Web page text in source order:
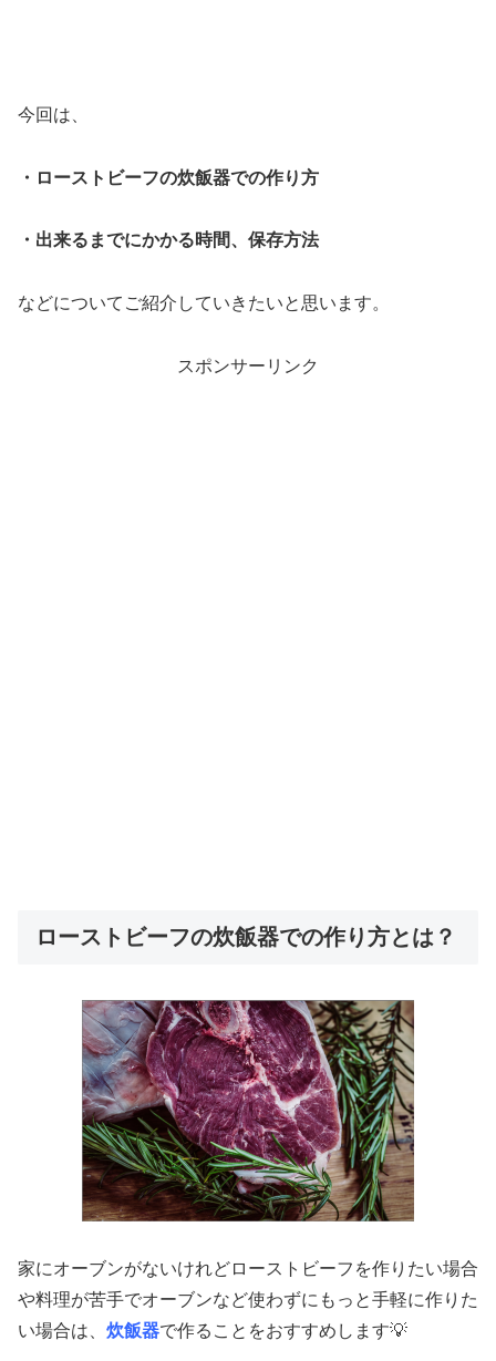
今回は、
・ローストビーフの炊飯器での作り方
・出来るまでにかかる時間、保存方法
などについてご紹介していきたいと思います。
スポンサーリンク
ローストビーフの炊飯器での作り方とは？
家にオーブンがないけれどローストビーフを作りたい場合
や料理が苦手でオーブンなど使わずにもっと手軽に作りた
い場合は、 炊飯器で作ることをおすすめします💡